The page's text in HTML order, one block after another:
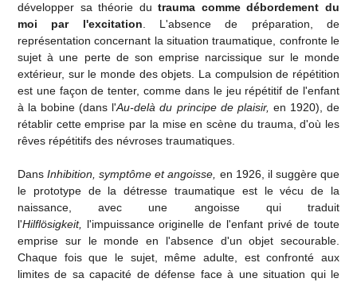
développer sa théorie du trauma comme débordement du
moi par l'excitation. L'absence de préparation, de
représentation concernant la situation traumatique, confronte le
sujet à une perte de son emprise narcissique sur le monde
extérieur, sur le monde des objets. La compulsion de répétition
est une façon de tenter, comme dans le jeu répétitif de l'enfant
à la bobine (dans l'Au-delà du principe de plaisir, en 1920), de
rétablir cette emprise par la mise en scène du trauma, d'où les
rêves répétitifs des névroses traumatiques.
DansInhibition, symptôme et angoisse, en 1926, il suggère que
le prototype de la détresse traumatique est le vécu de la
naissance, avec une angoisse qui traduit
l'Hilflösigkeit, l'impuissance originelle de l'enfant privé de toute
emprise sur le monde en l'absence d'un objet secourable.
Chaque fois que le sujet, même adulte, est confronté aux
limites de sa capacité de défense face à une situation qui le